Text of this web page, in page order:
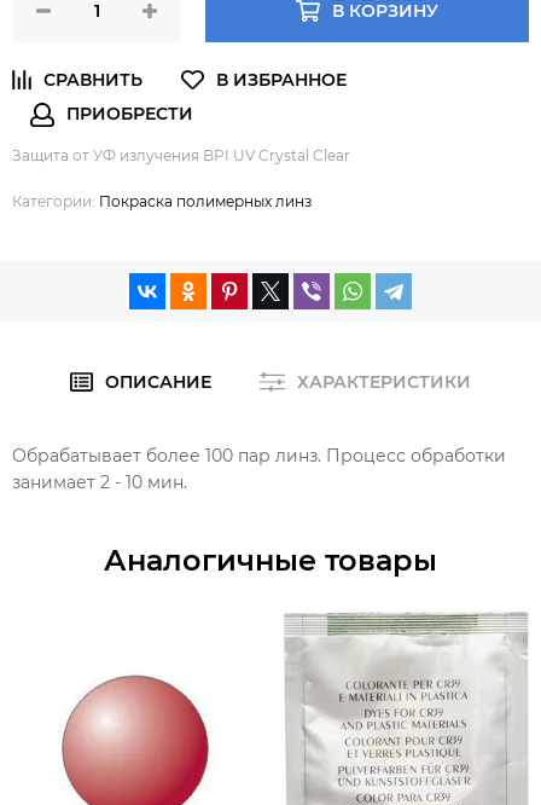
В КОРЗИНУ
Защита от УФ излучения BPI UV Crystal Clear
Категории: Покраска полимерных линз
ОПИСАНИЕ ХАРАКТЕРИСТИКИ
Обрабатывает более 100 пар линз. Процесс обработки
занимает 2 - 10 мин.
Аналогичные товары